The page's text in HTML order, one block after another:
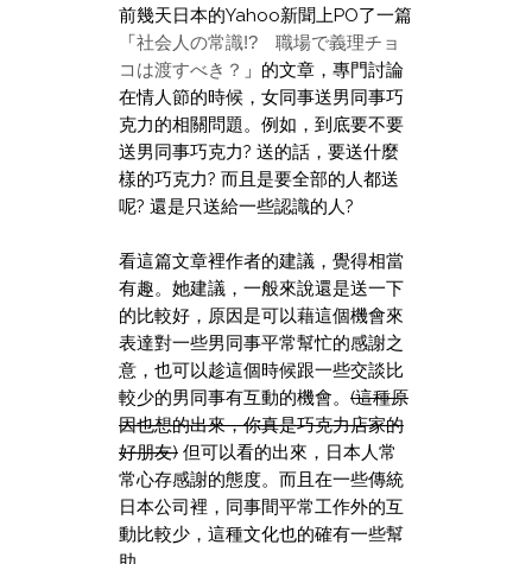
前幾天日本的Yahoo新聞上PO了一篇
「社会人の常識!? 職場で義理チョ
コは渡すべき？ 」的文章，專門討論
在情人節的時候，女同事送男同事巧
克力的相關問題。例如，到底要不要
送男同事巧克力? 送的話，要送什麼
樣的巧克力? 而且是要全部的人都送
呢? 還是只送給一些認識的人?
看這篇文章裡作者的建議，覺得相當
有趣。她建議，一般來說還是送一下
的比較好，原因是可以藉這個機會來
表達對一些男同事平常幫忙的感謝之
意，也可以趁這個時候跟一些交談比
較少的男同事有互動的機會。 (這種原
因也想的出來，你真是巧克力店家的
好朋友) 但可以看的出來，日本人常
常心存感謝的態度。而且在一些傳統
日本公司裡，同事間平常工作外的互
動比較少，這種文化也的確有一些幫